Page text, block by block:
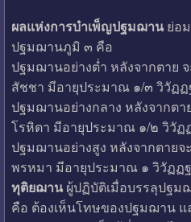
ผลแห่งการบำเพ็ญปฐมฌานย่อม
ปฐมฌานภูมิ ๓ คือ
ปฐมฌานอย่างต่ำ หลังจากตาย
สัชชา มีอายุประมาณ ๑/๓ วิวัฏฏ
ปฐมฌานอย่างกลาง หลังจากต
โรหิตา มีอายุประมาณ ๑/๒ วิวัฏ
ปฐมฌานอย่างสูง หลังจากตาย
พรหมา มีอายุประมาณ ๑ วิวัฏฏ
ทุติยฌานผู้ปฏิบัติเมื่อบรรลุปฐม
คือ ต้องเห็นโทษของปฐมฌาน